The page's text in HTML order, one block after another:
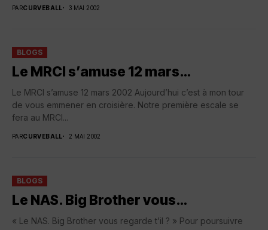
PARCURVEBALL 3 MAI 2002
BLOGS
Le MRCI s’amuse 12 mars…
Le MRCI s’amuse 12 mars 2002 Aujourd’hui c’est à mon tour
de vous emmener en croisière. Notre première escale se
fera au MRCI...
PARCURVEBALL 2 MAI 2002
BLOGS
Le NAS. Big Brother vous…
« Le NAS. Big Brother vous regarde t’il ? » Pour poursuivre